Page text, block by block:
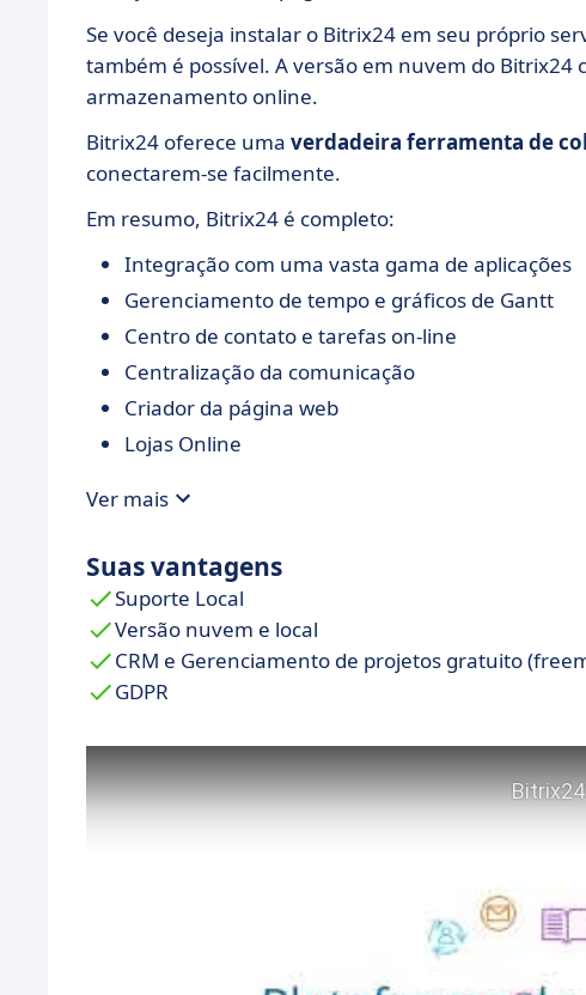
Se você deseja instalar o Bitrix24 em seu próprio
também é possível. A versão em nuvem do Bitrix24
armazenamento online.
Bitrix24 oferece uma verdadeira ferramenta de
conectarem-se facilmente.
Em resumo, Bitrix24 é completo:
Integração com uma vasta gama de aplicações
Gerenciamento de tempo e gráficos de Gantt
Centro de contato e tarefas on-line
Centralização da comunicação
Criador da página web
Lojas Online
Ver mais
Suas vantagens
Suporte Local
Versão nuvem e local
CRM e Gerenciamento de projetos gratuito
GDPR